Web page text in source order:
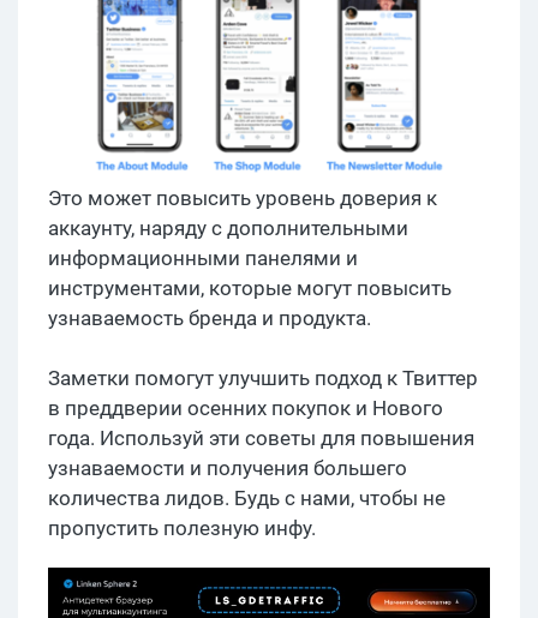
Это может повысить уровень доверия к
аккаунту, наряду с дополнительными
информационными панелями и
инструментами, которые могут повысить
узнаваемость бренда и продукта.
Заметки помогут улучшить подход к Твиттер
в преддверии осенних покупок и Нового
года. Используй эти советы для повышения
узнаваемости и получения большего
количества лидов. Будь с нами, чтобы не
пропустить полезную инфу.